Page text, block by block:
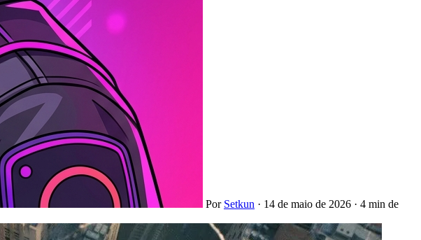
Por Setkun · 14 de maio de 2026 · 4 min de